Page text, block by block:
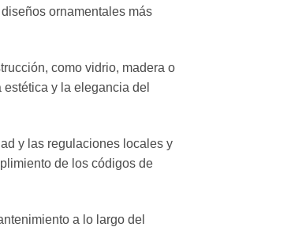
ornamentales más
como vidrio, madera o
y la elegancia del
y las regulaciones locales y
de los códigos de
a lo largo del